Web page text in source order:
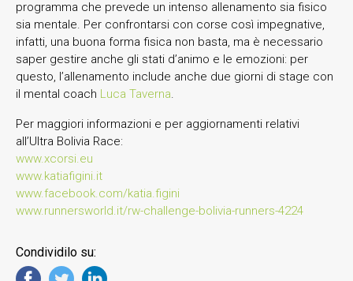
programma che prevede un intenso allenamento sia fisico
sia mentale. Per confrontarsi con corse così impegnative,
infatti, una buona forma fisica non basta, ma è necessario
saper gestire anche gli stati d’animo e le emozioni: per
questo, l’allenamento include anche due giorni di stage con
il mental coach Luca Taverna.
Per maggiori informazioni e per aggiornamenti relativi
all’Ultra Bolivia Race:
www.xcorsi.eu
www.katiafigini.it
www.facebook.com/katia.figini
www.runnersworld.it/rw-challenge-bolivia-runners-4224
Condividilo su: